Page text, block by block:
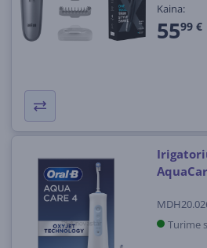
Kaina:
5599 €
Turime